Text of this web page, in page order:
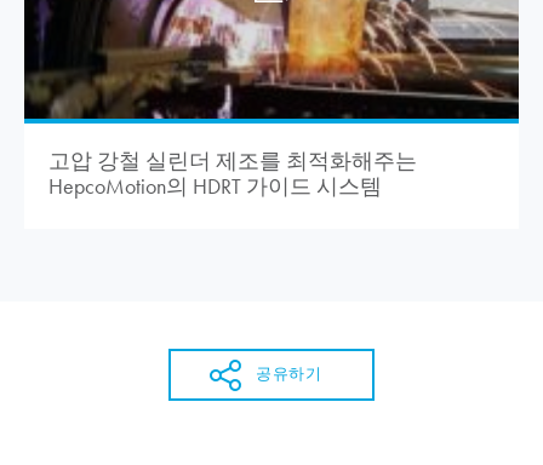
고압 강철 실린더 제조를 최적화해주는
HepcoMotion의 HDRT 가이드 시스템
공유하기